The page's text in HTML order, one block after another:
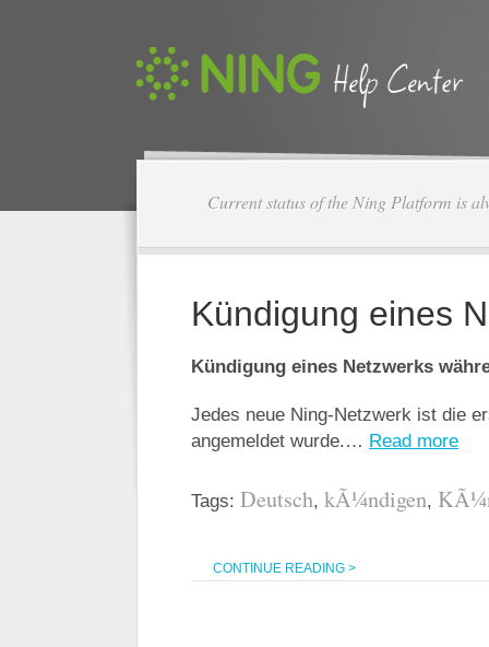
Current status of the Ning Platform is
Kündigung eines
Kündigung eines Netzwerks
Jedes neue Ning-Netzwerk ist die
angemeldet wurde.… Read more
Tags: Deutsch, kÃ¼ndigen,
CONTINUE READING >